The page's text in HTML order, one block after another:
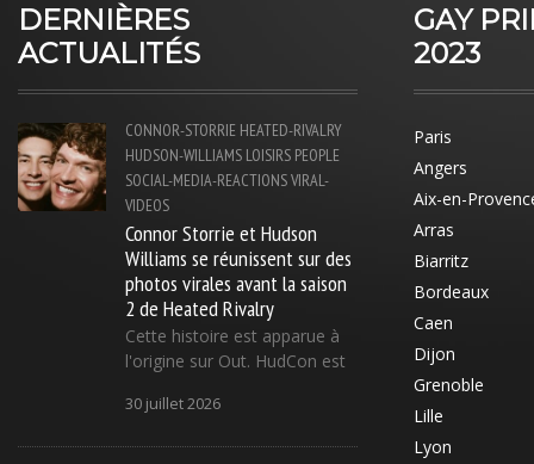
DERNIÈRES
ACTUALITÉS
CONNOR-STORRIE HEATED-RIVALRY
HUDSON-WILLIAMS LOISIRS PEOPLE
SOCIAL-MEDIA-REACTIONSVIRAL-
VIDEOS
Connor Storrie et Hudson
Williams se réunissent sur des
photos virales avant la saison
2 de Heated Rivalry
Cette histoire est apparue à
l'origine sur Out. HudCon est
30 juillet 2026
GAY
2023
Paris
Angers
Aix-en-
Arras
Biarritz
Bordeaux
Caen
Dijon
Grenoble
Lille
Lyon